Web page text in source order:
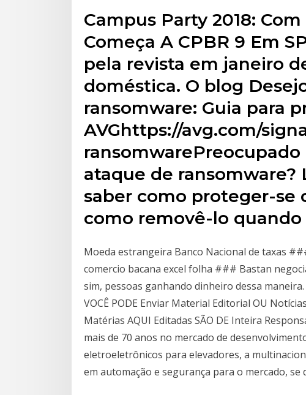
Campus Party 2018:
Começa A CPBR 9 Em
pela revista em janeiro
doméstica. O blog
ransomware: Guia para
AVGhttps://avg.com/
ataque de ransomware?
saber como proteger-se
como removê-lo
Moeda estrangeira Banco Nacional de taxas
comercio bacana excel folha ### Bastan
sim, pessoas ganhando dinheiro dessa
VOCÊ PODE Enviar Material Editorial OU
Matérias AQUI Editadas SÃO DE Inteira
mais de 70 anos no mercado de
eletroeletrônicos para elevadores, a
em automação e segurança para o mercado, se